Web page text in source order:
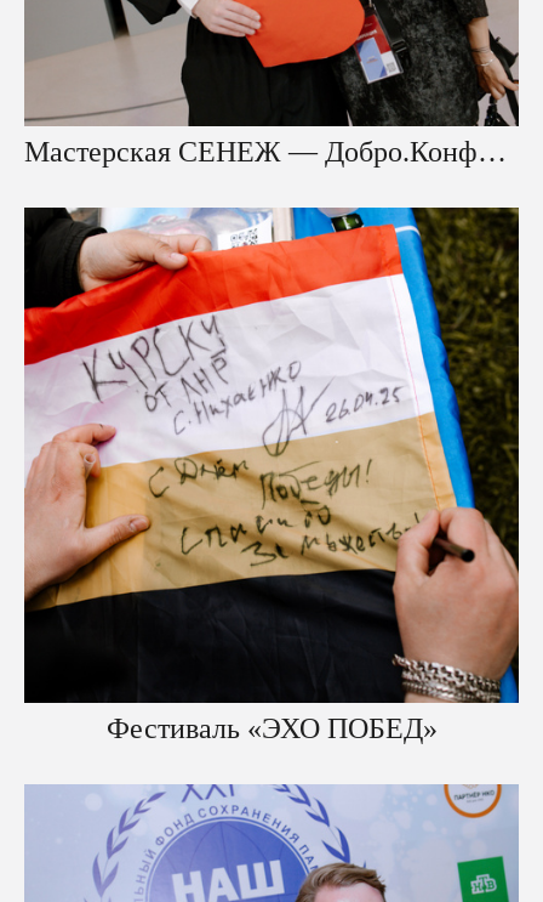
Мастерская СЕНЕЖ — Добро.Конференция
Фестиваль «ЭХО ПОБЕД»